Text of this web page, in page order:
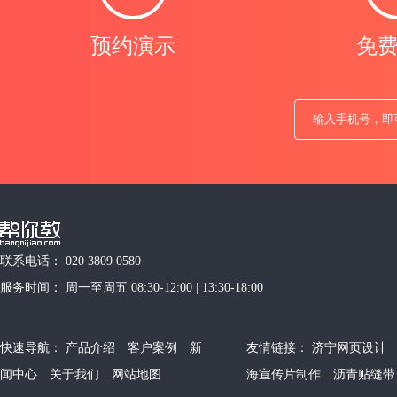
预约演示 免
联系电话： 020 3809 0580
服务时间： 周一至周五 08:30-12:00 | 13:30-18:00
快速导航： 产品介绍 客户案例
新
闻中心
关于我们 网站地图
友情链接：济宁网页设计
海宣传片制作
沥青贴缝